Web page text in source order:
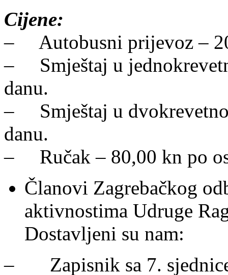
Cijene:
– Autobusni prijevoz –
– Smještaj u
danu.
– Smještaj u
danu.
– Ručak – 80,00 kn po
Članovi Zagrebačkog
aktivnostima Udruge
Dostavljeni su nam:
– Zapisnik sa 7. sjednice